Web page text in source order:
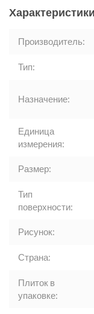
Производитель:
Тип:
Назначение:
Единица
измерения:
Размер:
Тип
поверхности:
Рисунок:
Страна:
Плиток в
упаковке: